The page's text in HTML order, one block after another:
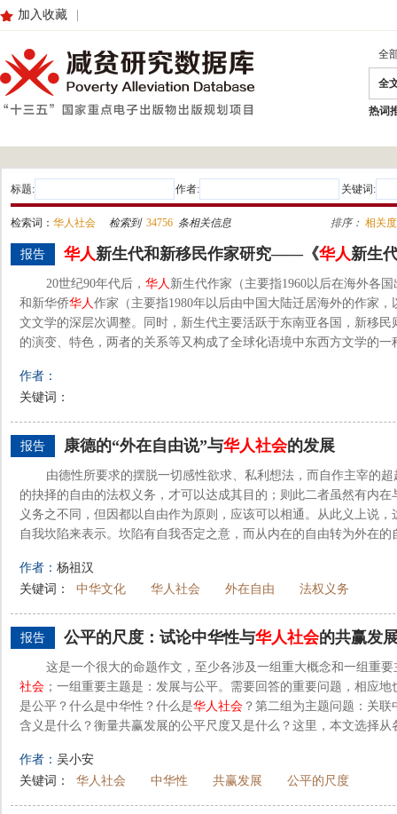
加入收藏
全
全
热词
标题: 作者: 关键词:
排序： 相关度
检索词： 华人社会 检索到 34756 条相关信息
报告 华人新生代和新移民作家研究——《华人新生
20世纪90年代后， 华人 新生代作家（主要指1960以后在海外各
和新华侨华人作家（主要指1980年以后由中国大陆迁居海外的作家
文文学的深层次调整。同时，新生代主要活跃于东南亚各国，新移
的演变、特色，两者的关系等又构成了全球化语境中东西方文学的一
作者：
关键词：
报告 康德的“外在自由说”与华人社会的发展
由德性所要求的摆脱一切感性欲求、私利想法，而自作主宰的
的抉择的自由的法权义务，才可以达成其目的；则此二者虽然有内
义务之不同，但因都以自由作为原则，应该可以相通。从此义上说
自我坎陷来表示。坎陷有自我否定之意，而从内在的自由转为外在
作者： 杨祖汉
关键词：
中华文化 华人社会 外在自由 法权义务
报告 公平的尺度：试论中华性与华人社会的共赢发
这是一个很大的命题作文，至少各涉及一组重大概念和一组重
社会 ；一组重要主题是：发展与公平。需要回答的重要问题，相应
是公平？什么是中华性？什么是华人社会 ？第二组为主题问题：关联
含义是什么？衡量共赢发展的公平尺度又是什么？这里，本文选择
作者： 吴小安
关键词：
华人社会 中华性 共赢发展 公平的尺度